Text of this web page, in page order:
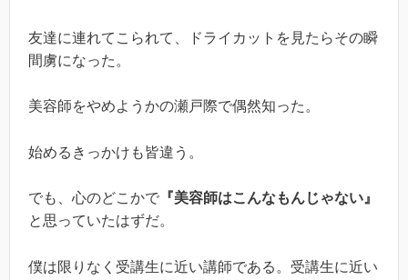
友達に連れてこられて、ドライカットを見たらその瞬
間虜になった。
美容師をやめようかの瀬戸際で偶然知った。
始めるきっかけも皆違う。
でも、心のどこかで 『美容師はこんなもんじゃない』
と思っていたはずだ。
僕は限りなく受講生に近い講師である。受講生に近い